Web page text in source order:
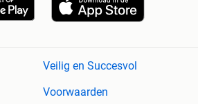
Veilig en Succesvol
Voorwaarden